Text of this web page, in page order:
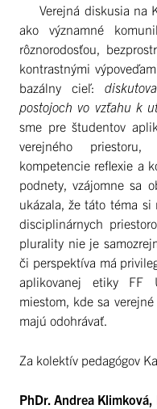
Verejná diskusia na
ako významné
rôznorodosťou,
kontrastnými
bazálny cieľ:
postojoch vo vzťahu k
sme pre študentov
verejného
kompetencie reflexie a
podnety, vzájomne sa
ukázala, že táto téma si
disciplinárnych
plurality nie je
či perspektíva má
aplikovanej etiky FF
miestom, kde sa
majú odohrávať.
Za kolektív pedagógov
PhDr. Andrea Klimková,